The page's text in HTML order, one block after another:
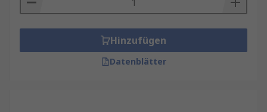
Hinzufügen
Datenblätter